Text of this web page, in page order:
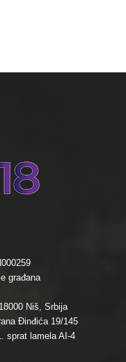
građana
Niš, Srbija
Đinđića 19/145
sprat lamela AI-4